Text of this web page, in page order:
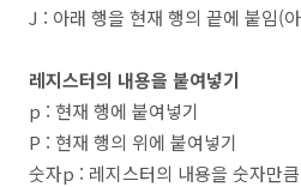
J : 아래 행을 현재 행의 끝에 붙임(
레지스터의 내용을 붙여넣기
p : 현재 행에 붙여넣기
P : 현재 행의 위에 붙여넣기
숫자p : 레지스터의 내용을 숫자만